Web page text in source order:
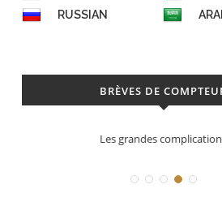
RUSSIAN
BRÈVES DE